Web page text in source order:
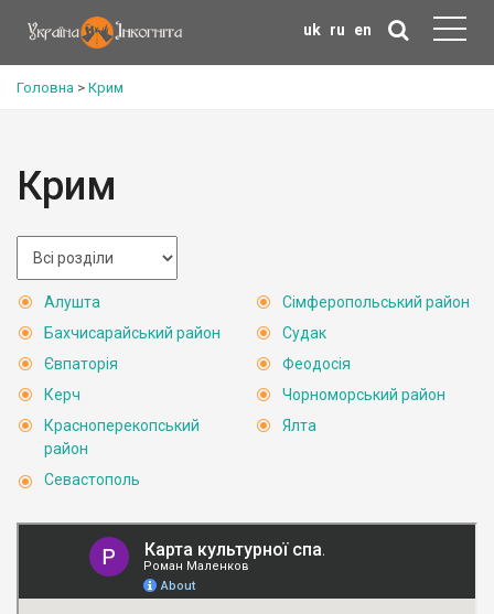
uk ru en
Головна > Крим
Крим
Алушта
Бахчисарайський район
Євпаторія
Керч
Красноперекопський
район
Севастополь
Сімферопольський район
Судак
Феодосія
Чорноморський район
Ялта